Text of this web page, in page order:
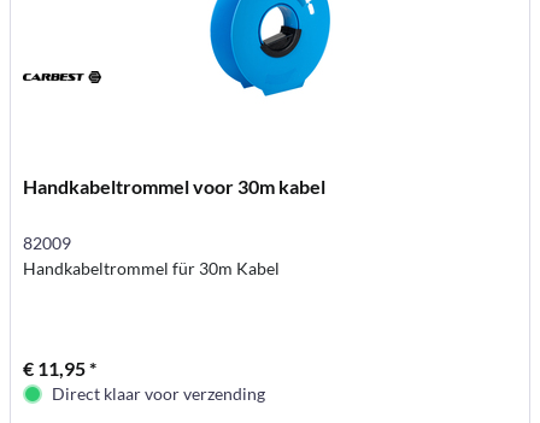
Handkabeltrommel voor 30m kabel
82009
Handkabeltrommel für 30m Kabel
€ 11,95 *
Direct klaar voor verzending